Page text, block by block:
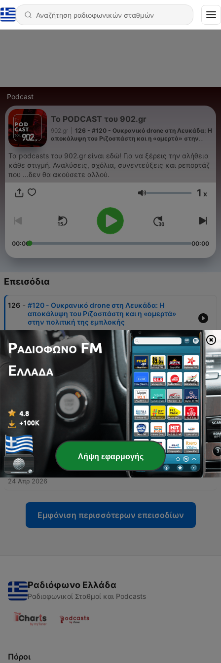
Podcast
Το PODCAST του 902.gr
902.gr
126 - #120 - Ουκρανικό drone στη Λευκάδα: Η
αποκάλυψη του Ριζοσπάστη και η «ομερτά» στην
Τα podcasts του 902.gr είναι εδώ! Για να ξέρεις την αλήθεια
κάθε στιγμή. Αναλύσεις, σχόλια, συνεντεύξεις και ρεπορτάζ
που ...δεν θα ακούσετε αλλού.
Ένταση 1 x
00:00 00:00
Επεισόδια
126 - #120 - Ουκρανικό drone στη Λευκάδα: Η
αποκάλυψη του Ριζοσπάστη και η «ομερτά»
στην πολιτική της εμπλοκής
11 Ιούν 2026
125 - #119 - Rebranding, αμνησία, παρωδία
30 Μάιος 2026
#118 - Ουκρανικό drone στη Λευκάδα:
Εξάπλωση του ιμπεριαλιστικού πολέμου και
ελληνική εμπλοκή
25 Μάιος 2026
123 #117 - Η σταθερότητά τους, η αστάθεια του λαού
15 Μάιος 2026
122 - #116 - Ακρίβεια, πόλεμος | «Δύο πατρίδες»: Η μία
κερδίζει, η άλλη πληρώνει
24 Απρ 2026
Εμφάνιση περισσότερων επεισοδίων
Ραδιόφωνο Ελλάδα
Ραδιοφωνικοί Σταθμοί και Podcasts
Πόροι
Λήψη εφαρμογής